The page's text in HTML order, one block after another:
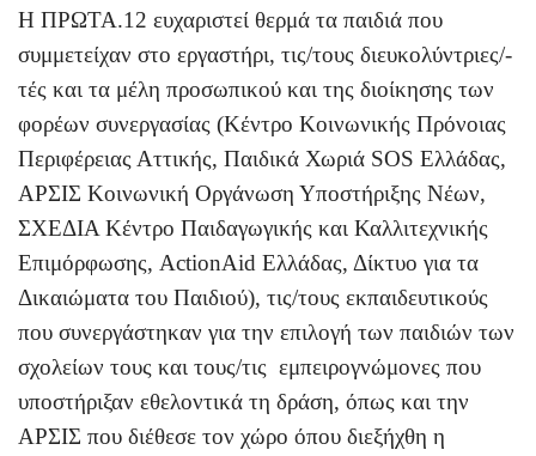
Η ΠΡΩΤΑ.12 ευχαριστεί θερμά τα παιδιά που
συμμετείχαν στο εργαστήρι, τις/τους διευκολύντριες/-
τές και τα μέλη προσωπικού και της διοίκησης των
φορέων συνεργασίας (Κέντρο Κοινωνικής Πρόνοιας
Περιφέρειας Αττικής, Παιδικά Χωριά SOS Ελλάδας,
ΑΡΣΙΣ Κοινωνική Οργάνωση Υποστήριξης Νέων,
ΣΧΕΔΙΑ Κέντρο Παιδαγωγικής και Καλλιτεχνικής
Επιμόρφωσης, ActionAid Ελλάδας, Δίκτυο για τα
Δικαιώματα του Παιδιού), τις/τους εκπαιδευτικούς
που συνεργάστηκαν για την επιλογή των παιδιών των
σχολείων τους και τους/τις εμπειρογνώμονες που
υποστήριξαν εθελοντικά τη δράση, όπως και την
ΑΡΣΙΣ που διέθεσε τον χώρο όπου διεξήχθη η